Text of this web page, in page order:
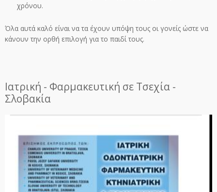
χρόνου.
Όλα αυτά καλό είναι να τα έχουν υπόψη τους οι γονείς ώστε να
κάνουν την ορθή επιλογή για το παιδί τους.
Ιατρική - Φαρμακευτική σε Τσεχία -
Σλοβακία